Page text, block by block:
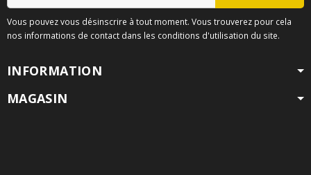
Vous pouvez vous désinscrire à tout moment. Vous trouverez pour cela
nos informations de contact dans les conditions d'utilisation du site.
INFORMATION
MAGASIN